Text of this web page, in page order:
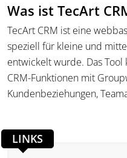
Was ist TecArt
TecArt CRM ist eine
speziell für kleine und
entwickelt wurde. Das
CRM-Funktionen mit
Kundenbeziehungen,
individuell an ihre
LINKS